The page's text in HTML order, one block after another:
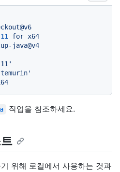
11 for x64
java@v4
작업을 참조하세요.
위해 로컬에서 사용하는 것과